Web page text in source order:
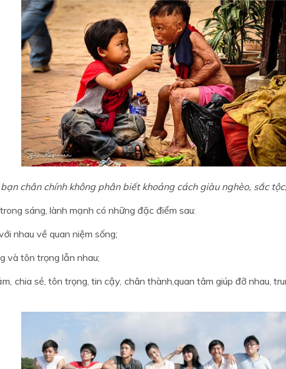
bạn chân chính không phân biết khoảng cách giàu nghèo, sắc
sáng, lành mạnh có những đặc điểm sau:
nhau về quan niệm sống;
và tôn trọng lẫn nhau;
chia sẻ, tôn trọng, tin cậy, chân thành,quan tâm giúp đỡ nhau,